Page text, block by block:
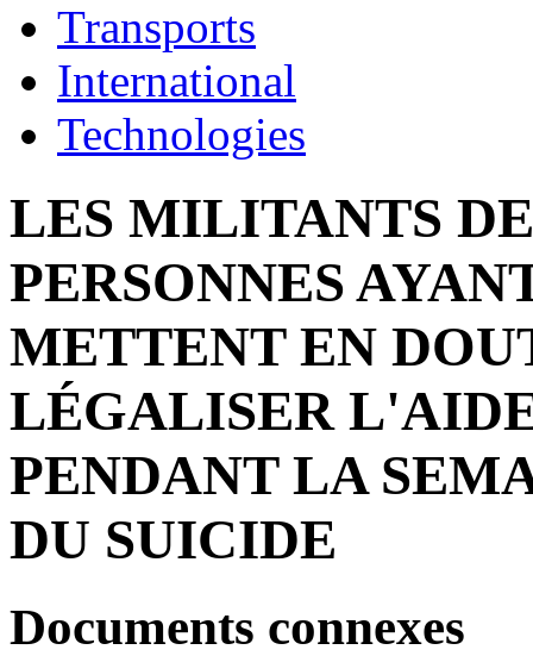
Transports
International
Technologies
LES MILITANTS
PERSONNES
METTENT EN
LÉGALISER
PENDANT LA
DU SUICIDE
Documents connexes